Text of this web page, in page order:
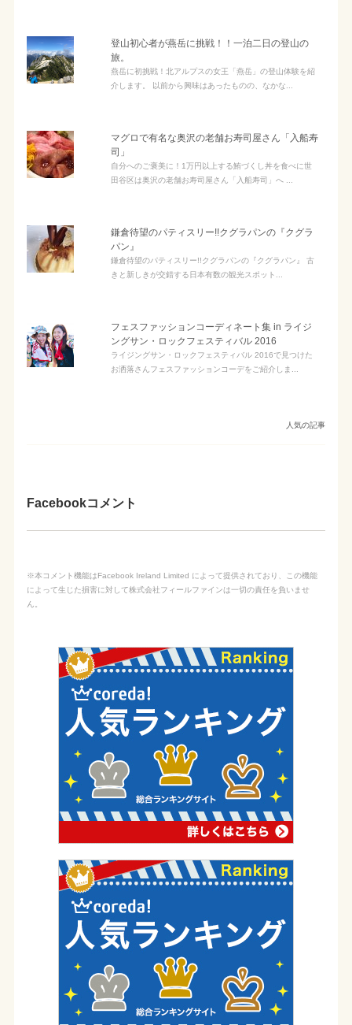
登山初心者が燕岳に挑戦！！一泊二日の登山の
旅。
燕岳に初挑戦！北アルプスの女王「燕岳」の登山体験を紹
介します。 以前から興味はあったものの、なかな...
マグロで有名な奥沢の老舗お寿司屋さん「入船寿
司」
自分へのご褒美に！1万円以上する鮪づくし丼を食べに世
田谷区は奥沢の老舗お寿司屋さん「入船寿司」へ ...
鎌倉待望のパティスリー!!クグラパンの『クグラ
パン』
鎌倉待望のパティスリー!!クグラパンの『クグラパン』 古
きと新しきが交錯する日本有数の観光スポット...
フェスファッションコーディネート集 in ライジ
ングサン・ロックフェスティバル 2016
ライジングサン・ロックフェスティバル 2016で見つけた
お洒落さんフェスファッションコーデをご紹介しま...
人気の記事
Facebookコメント
※本コメント機能はFacebook Ireland Limited によって提供されており、この機能
によって生じた損害に対して株式会社フィールファインは一切の責任を負いませ
ん。